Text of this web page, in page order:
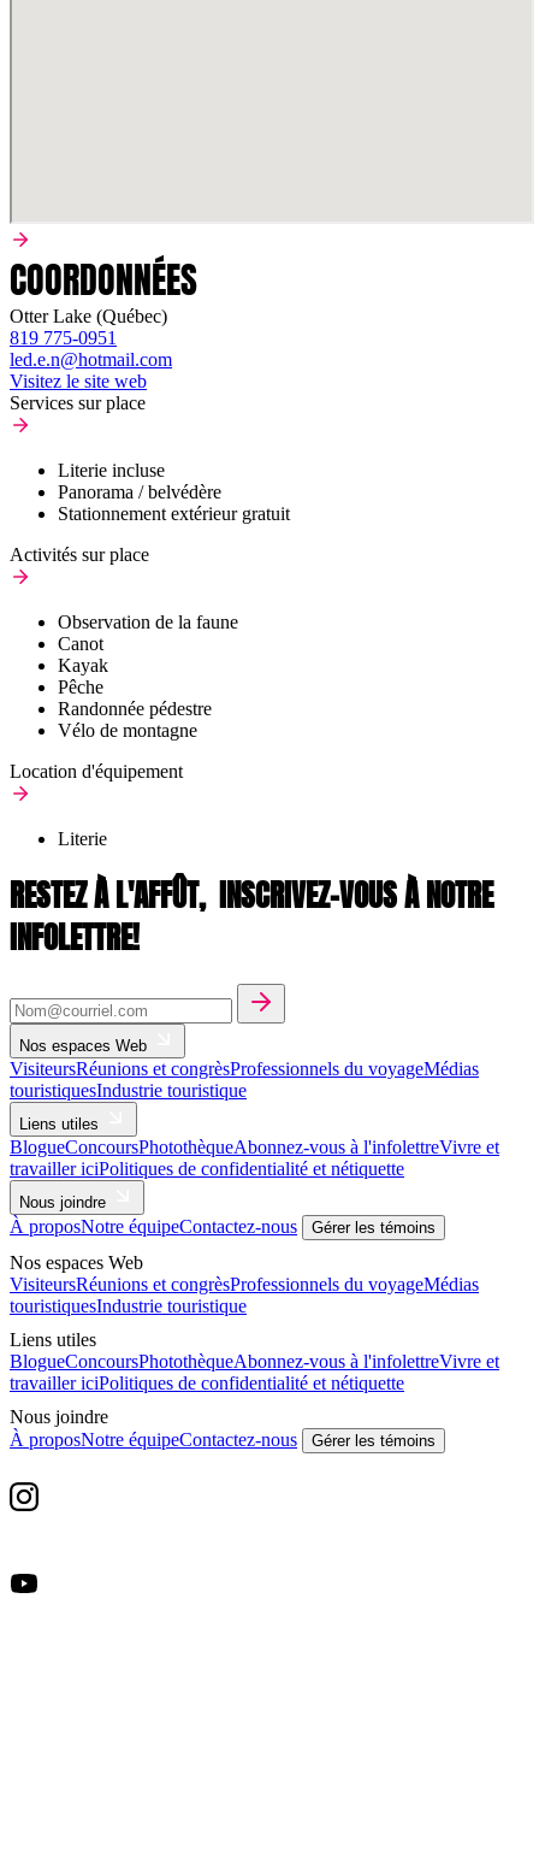
COORDONNÉES
Otter Lake (Québec)
819 775-0951
led.e.n@hotmail.com
Visitez le site web
Services sur place
Literie incluse
Panorama / belvédère
Stationnement extérieur gratuit
Activités sur place
Observation de la faune
Canot
Kayak
Pêche
Randonnée pédestre
Vélo de montagne
Location d'équipement
Literie
RESTEZ À L'AFFÛT, INSCRIVEZ-VOUS À NOTRE
INFOLETTRE!
Nos espaces Web
VisiteursRéunions et congrèsProfessionnels du voyageMédias
touristiquesIndustrie touristique
Liens utiles
BlogueConcoursPhotothèqueAbonnez-vous à l'infolettreVivre et
travailler iciPolitiques de confidentialité et nétiquette
Nous joindre
À proposNotre équipeContactez-nous Gérer les témoins
Nos espaces Web
VisiteursRéunions et congrèsProfessionnels du voyageMédias
touristiquesIndustrie touristique
Liens utiles
BlogueConcoursPhotothèqueAbonnez-vous à l'infolettreVivre et
travailler iciPolitiques de confidentialité et nétiquette
Nous joindre
À proposNotre équipeContactez-nous Gérer les témoins